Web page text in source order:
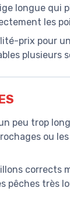
longue qui
les
prix pour
plusieurs
peu trop
ou les
corrects
pêches très